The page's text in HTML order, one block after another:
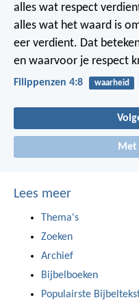
alles wat respect
alles wat het waard is
eer verdient. Dat
en waarvoor je respect
Filippenzen 4:8 waarheid
Lees meer
Thema's
Zoeken
Archief
Bijbelboeken
Populairste